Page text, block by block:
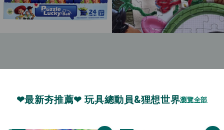
❤最新夯推薦❤ 玩具總動員&狸想世界瀏覽全部